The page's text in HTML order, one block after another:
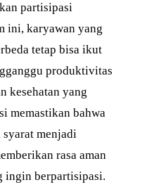
partisipasi
ini, karyawan yang
tetap bisa ikut
produktivitas
kesehatan yang
memastikan bahwa
syarat menjadi
rasa aman
ingin berpartisipasi.